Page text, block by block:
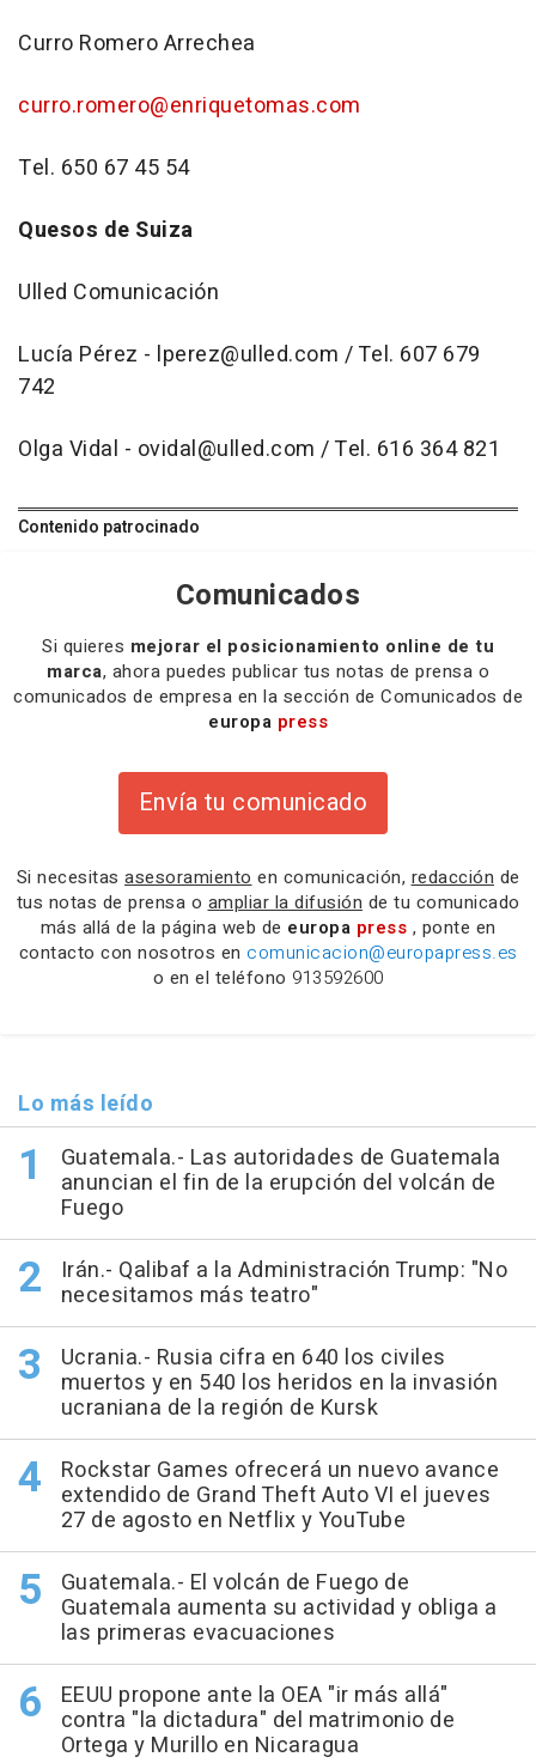
Curro Romero Arrechea
curro.romero@enriquetomas.com
Tel. 650 67 45 54
Quesos de Suiza
Ulled Comunicación
Lucía Pérez - lperez@ulled.com / Tel. 607 679
742
Olga Vidal - ovidal@ulled.com / Tel. 616 364 821
Contenido patrocinado
Comunicados
Si quieres mejorar el posicionamiento online de tu
marca, ahora puedes publicar tus notas de prensa o
comunicados de empresa en la sección de Comunicados de
europa press
Envía tu comunicado
Si necesitas asesoramiento en comunicación, redacción de
tus notas de prensa o ampliar la difusión de tu comunicado
más allá de la página web de europa press , ponte en
contacto con nosotros en comunicacion@europapress.es
o en el teléfono 913592600
Lo más leído
Guatemala.- Las autoridades de Guatemala
anuncian el fin de la erupción del volcán de
Fuego
Irán.- Qalibaf a la Administración Trump: "No
necesitamos más teatro"
Ucrania.- Rusia cifra en 640 los civiles
muertos y en 540 los heridos en la invasión
ucraniana de la región de Kursk
Rockstar Games ofrecerá un nuevo avance
extendido de Grand Theft Auto VI el jueves
27 de agosto en Netflix y YouTube
Guatemala.- El volcán de Fuego de
Guatemala aumenta su actividad y obliga a
las primeras evacuaciones
EEUU propone ante la OEA "ir más allá"
contra "la dictadura" del matrimonio de
Ortega y Murillo en Nicaragua